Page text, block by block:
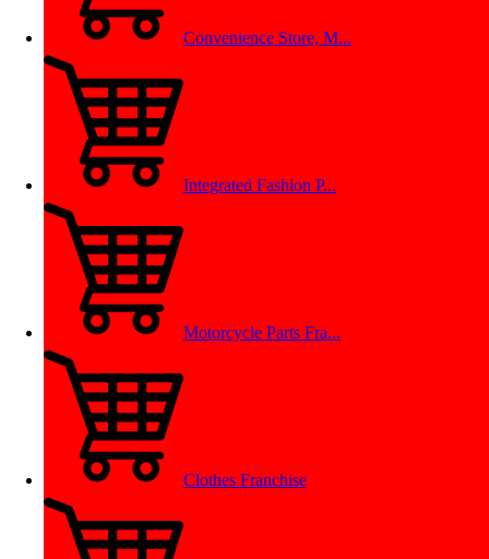
Convenience Store, M...
Integrated Fashion P...
Motorcycle Parts Fra...
Clothes Franchise